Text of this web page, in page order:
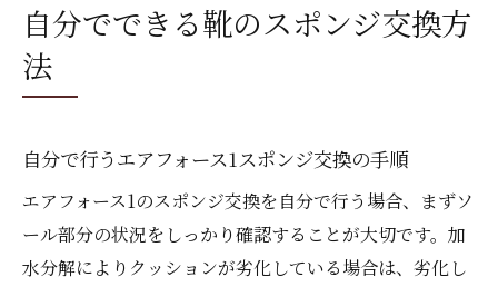
自分でできる靴のスポンジ交換方
法
自分で行うエアフォース1スポンジ交換の手順
エアフォース1のスポンジ交換を自分で行う場合、まずソ
ール部分の状況をしっかり確認することが大切です。加
水分解によりクッションが劣化している場合は、劣化し